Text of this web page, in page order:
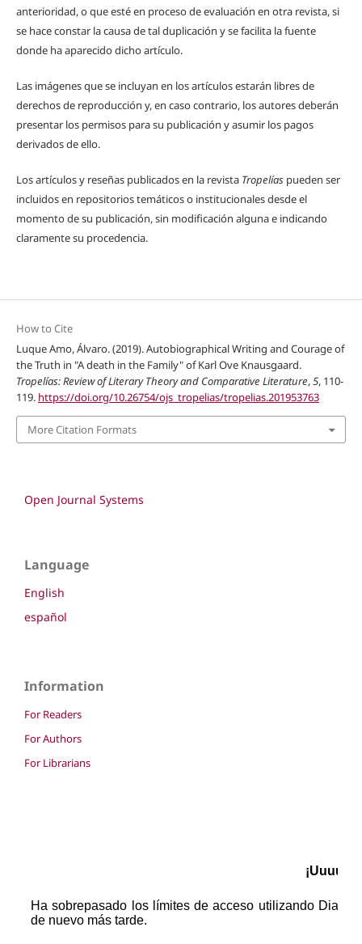
anterioridad, o que esté en proceso de evaluación en otra revista, si
se hace constar la causa de tal duplicación y se facilita la fuente
donde ha aparecido dicho artículo.
Las imágenes que se incluyan en los artículos estarán libres de
derechos de reproducción y, en caso contrario, los autores deberán
presentar los permisos para su publicación y asumir los pagos
derivados de ello.
Los artículos y reseñas publicados en la revista Tropelíaspueden ser
incluidos en repositorios temáticos o institucionales desde el
momento de su publicación, sin modificación alguna e indicando
claramente su procedencia.
How to Cite
Luque Amo, Álvaro. (2019). Autobiographical Writing and Courage of
the Truth in "A death in the Family" of Karl Ove Knausgaard.
Tropelías: Review of Literary Theory and Comparative Literature,5, 110-
119. https://doi.org/10.26754/ojs_tropelias/tropelias.201953763
More Citation Formats
Open Journal Systems
Language
English
español
Information
For Readers
For Authors
For Librarians